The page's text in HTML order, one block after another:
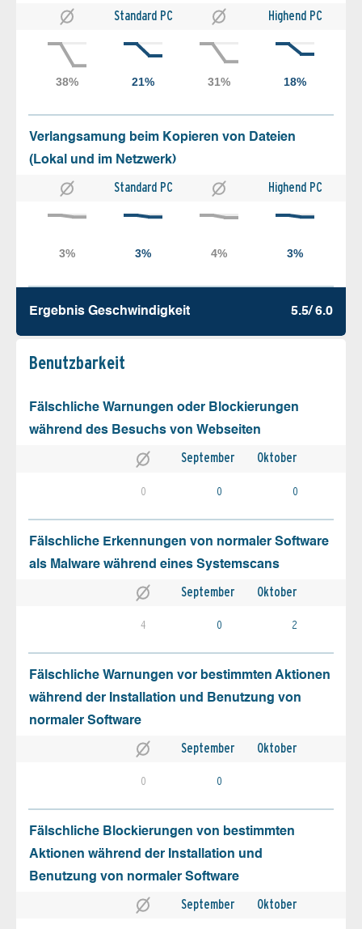
Standard PC Highend PC
Verlangsamung beim Kopieren von Dateien
(Lokal und im Netzwerk)
Standard PC Highend PC
Ergebnis Geschw­indigkeit 5.5/ 6.0
Benutz­barkeit
Fälschliche Warnungen oder Blockierungen
während des Besuchs von Webseiten
September Oktober
0 0 0
Fälschliche Erkennungen von normaler Software
als Malware während eines Systemscans
September Oktober
4 0 2
Fälschliche Warnungen vor bestimmten Aktionen
während der Installation und Benutzung von
normaler Software
September Oktober
0 0
Fälschliche Blockierungen von bestimmten
Aktionen während der Installation und
Benutzung von normaler Software
September Oktober